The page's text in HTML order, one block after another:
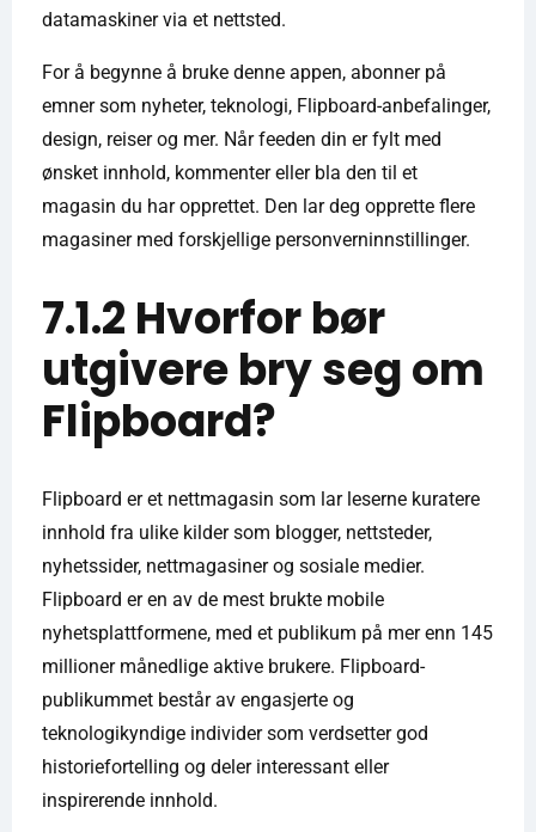
datamaskiner via et nettsted.
For å begynne å bruke denne appen, abonner på
emner som nyheter, teknologi, Flipboard-anbefalinger,
design, reiser og mer. Når feeden din er fylt med
ønsket innhold, kommenter eller bla den til et
magasin du har opprettet. Den lar deg opprette flere
magasiner med forskjellige personverninnstillinger.
7.1.2 Hvorfor bør
utgivere bry seg om
Flipboard?
Flipboard er et nettmagasin som lar leserne kuratere
innhold fra ulike kilder som blogger, nettsteder,
nyhetssider, nettmagasiner og sosiale medier.
Flipboard er en av de mest brukte mobile
nyhetsplattformene, med et publikum på mer enn 145
millioner månedlige aktive brukere. Flipboard-
publikummet består av engasjerte og
teknologikyndige individer som verdsetter god
historiefortelling og deler interessant eller
inspirerende innhold.